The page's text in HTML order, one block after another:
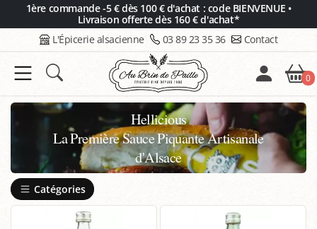
1ère commande -5 € dès 100 € d'achat : code BIENVENUE •
Livraison offerte dès 160 € d'achat*
L'Épicerie alsacienne 03 89 23 35 36 Contact
0
Hellicious
La Première Sauce Piquante Artisanale
d'Alsace
Catégories
Panneau de gestion des cookies